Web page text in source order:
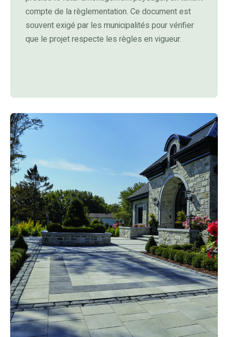
compte de la règlementation. Ce document est
souvent exigé par les municipalités pour vérifier
que le projet respecte les règles en vigueur.